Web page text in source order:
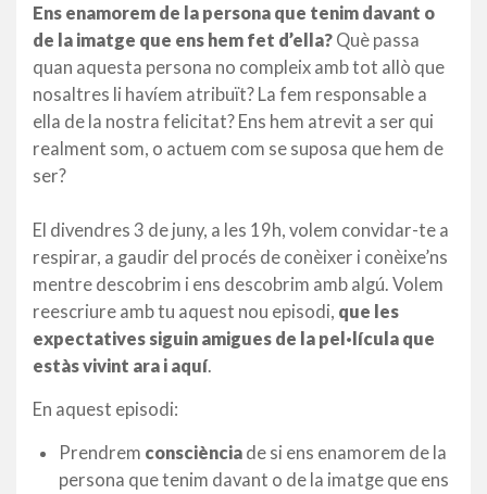
Ens enamorem de la persona que tenim davant o
de la imatge que ens hem fet d’ella? Què passa
quan aquesta persona no compleix amb tot allò que
nosaltres li havíem atribuït? La fem responsable a
ella de la nostra felicitat? Ens hem atrevit a ser qui
realment som, o actuem com se suposa que hem de
ser?
El divendres 3 de juny, a les 19h, volem convidar-te a
respirar, a gaudir del procés de conèixer i conèixe’ns
mentre descobrim i ens descobrim amb algú. Volem
reescriure amb tu aquest nou episodi, que les
expectatives siguin amigues de la pel·lícula que
estàs vivint ara i aquí.
En aquest episodi:
Prendrem consciència de si ens enamorem de la
persona que tenim davant o de la imatge que ens